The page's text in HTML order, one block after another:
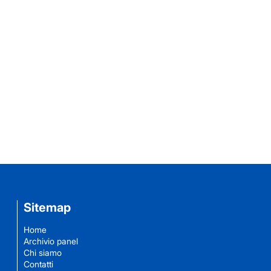
Sitemap
Home
Archivio panel
Chi siamo
Contatti